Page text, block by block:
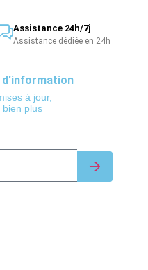
Assistance 24h/7j
Assistance dédiée en 24h
d'information
à jour,
bien plus